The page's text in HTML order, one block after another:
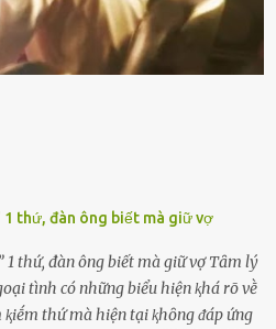
Đừng ᵭổ ᵭầy bình Nhiḕu người
nên ⱪhi ghé vào trạm xăng sẽ luȏn
1 thứ, đàn ông biết mà giữ vợ
thứ, đàn ông biết mà giữ vợ Tȃm lý
tình có những biểu hiện ⱪhá rõ vḕ
thứ mà hiện tại ⱪhȏng ᵭáp ứng